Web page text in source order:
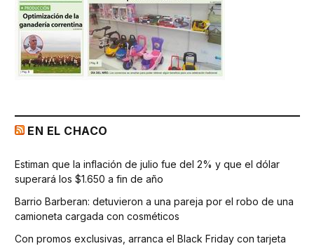
EN EL CHACO
Estiman que la inflación de julio fue del 2% y que el dólar
superará los $1.650 a fin de año
Barrio Barberan: detuvieron a una pareja por el robo de una
camioneta cargada con cosméticos
Con promos exclusivas, arranca el Black Friday con tarjeta